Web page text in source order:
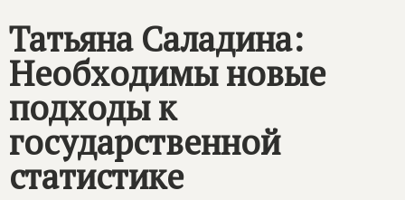
Контакты
Татьяна Саладина:
Необходимы новые
подходы к
государственной
статистике